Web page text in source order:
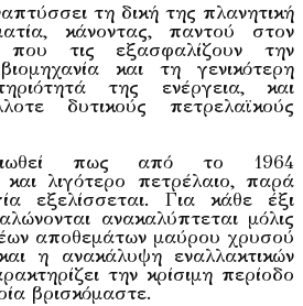
τη δική της πλανητική
κάνοντας, παντού στον
που τις εξασφαλίζουν την
και τη γενικότερη
της ενέργεια, και
δυτικούς πετρελαϊκούς
πως από το 1964
λιγότερο πετρέλαιο, παρά
εξελίσσεται. Για κάθε έξι
ανακαλύπτεται μόλις
αποθεμάτων μαύρου χρυσού
η ανακάλυψη εναλλακτικών
την κρίσιμη περίοδο
βρισκόμαστε.